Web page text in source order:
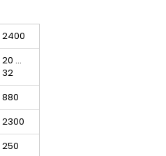
2400
20 …
32
880
2300
250